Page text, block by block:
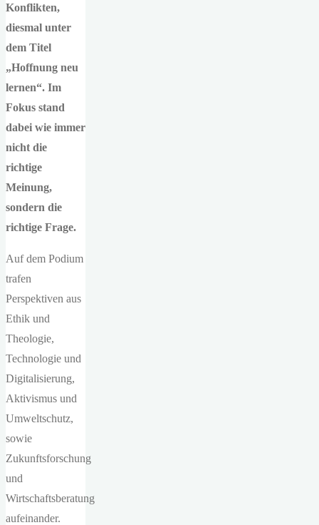
Konflikten,
diesmal unter
dem Titel
„Hoffnung neu
lernen“. Im
Fokus stand
dabei wie immer
nicht die
richtige
Meinung,
sondern die
richtige Frage.
Auf dem Podium
trafen
Perspektiven aus
Ethik und
Theologie,
Technologie und
Digitalisierung,
Aktivismus und
Umweltschutz,
sowie
Zukunftsforschung
und
Wirtschaftsberatung
aufeinander.